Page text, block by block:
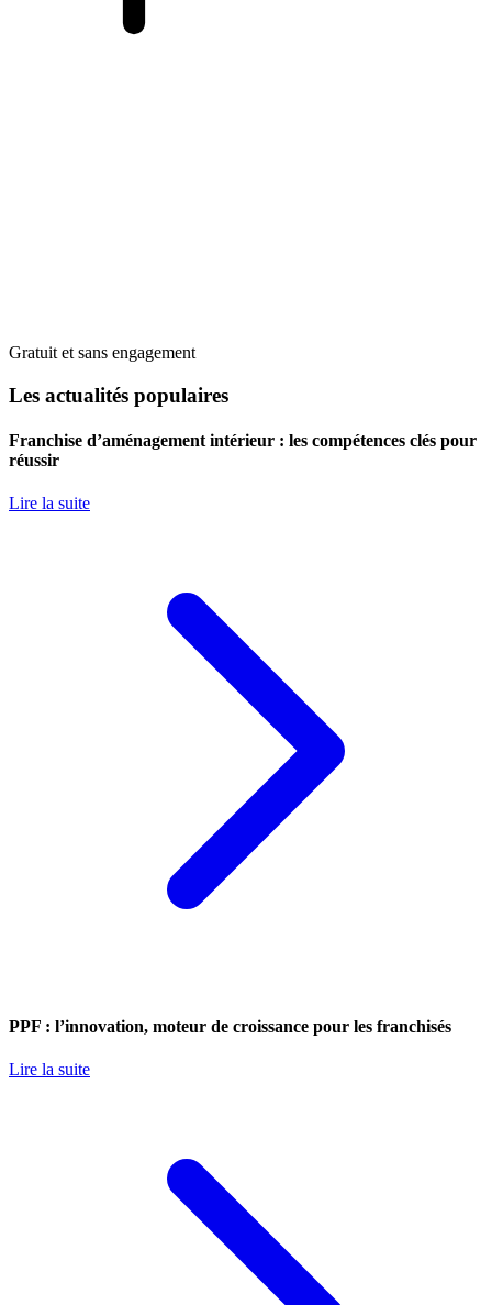
Gratuit et sans engagement
Les actualités populaires
Franchise d’aménagement intérieur : les compétences clés pour
réussir
Lire la suite
PPF : l’innovation, moteur de croissance pour les franchisés
Lire la suite